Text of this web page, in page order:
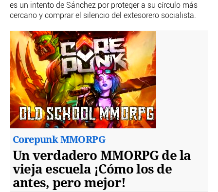
es un intento de Sánchez por proteger a su círculo más
cercano y comprar el silencio del extesorero socialista.
Corepunk MMORPG
Un verdadero MMORPG de la
vieja escuela ¡Cómo los de
antes, pero mejor!